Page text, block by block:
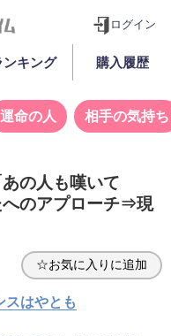
ログイン
ンキング 購入履歴
運命の人 相手の気持ち
の人も嘆いて
へのアプローチ⇒現
☆お気に入りに追加
スはやとも